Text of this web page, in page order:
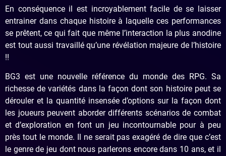
En conséquence il est incroyablement facile de se laisser
entrainer dans chaque histoire à laquelle ces performances
se prêtent, ce qui fait que même l’interaction la plus anodine
est tout aussi travaillé qu’une révélation majeure de l’histoire
!!
BG3 est une nouvelle référence du monde des RPG. Sa
richesse de variétés dans la façon dont son histoire peut se
dérouler et la quantité insensée d’options sur la façon dont
les joueurs peuvent aborder différents scénarios de combat
et d’exploration en font un jeu incontournable pour à peu
près tout le monde. Il ne serait pas exagéré de dire que c’est
le genre de jeu dont nous parlerons encore dans 10 ans, et il